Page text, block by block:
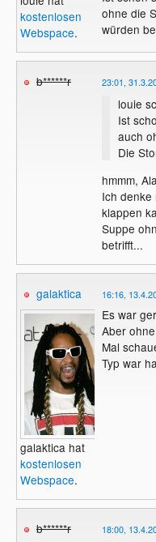
kostenlosen
Webspace.
ohne die
würden
b******r 23:01,
louie
Ist
auch
Die
hmmm,
Ich denke
klappen
Suppe
betrifft...
galaktica
galaktica hat
kostenlosen
Webspace.
16:16,
Es war
Aber
Mal
Typ war
b******r 18:00,